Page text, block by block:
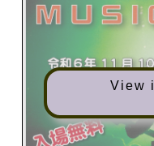
View